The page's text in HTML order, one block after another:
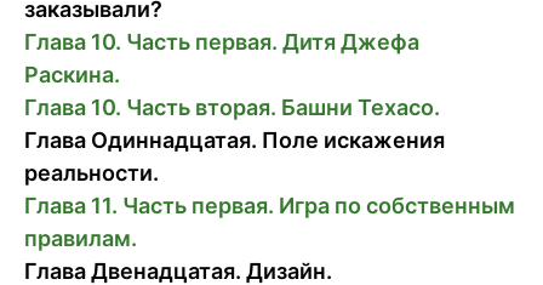
заказывали?
Глава 10. Часть первая. Дитя Джефа
Раскина.
Глава 10. Часть вторая. Башни Texaco.
Глава Одиннадцатая. Поле искажения
реальности.
Глава 11. Часть первая. Игра по собственным
правилам.
Глава Двенадцатая. Дизайн.